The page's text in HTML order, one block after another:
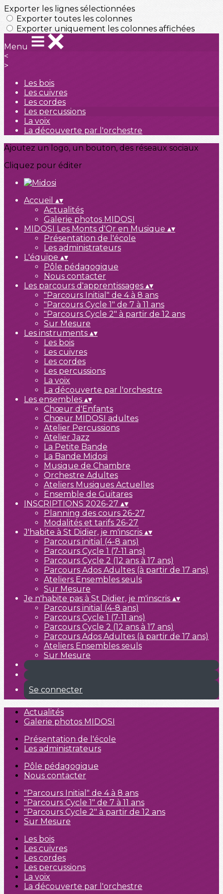
Exporter les lignes sélectionnées
Exporter toutes les colonnes
Exporter uniquement les colonnes affichées
Menu
<
>
Les bois
Les cuivres
Les cordes
Les percussions
La voix
La découverte par l'orchestre
Ajoutez un logo, un bouton, des réseaux sociaux
Cliquez pour éditer
Accueil ▴▾
Actualités
Galerie photos MIDOSI
MIDOSI Les Monts d'Or en Musique ▴▾
Présentation de l'école
Les administrateurs
L'équipe ▴▾
Pôle pédagogique
Nous contacter
Les parcours d'apprentissages ▴▾
"Parcours Initial" de 4 à 8 ans
"Parcours Cycle 1" de 7 à 11 ans
"Parcours Cycle 2" à partir de 12 ans
Sur Mesure
Les instruments ▴▾
Les bois
Les cuivres
Les cordes
Les percussions
La voix
La découverte par l'orchestre
Les ensembles ▴▾
Chœur d'Enfants
Chœur MIDOSI adultes
Atelier Percussions
Atelier Jazz
La Petite Bande
La Bande Midosi
Musique de Chambre
Orchestre Adultes
Ateliers Musiques Actuelles
Ensemble de Guitares
INSCRIPTIONS 2026-27 ▴▾
Planning des cours 26-27
Modalités et tarifs 26-27
J'habite à St Didier, je m'inscris ▴▾
Parcours initial (4-8 ans)
Parcours Cycle 1 (7-11 ans)
Parcours Cycle 2 (12 ans à 17 ans)
Parcours Ados Adultes (à partir de 17 ans)
Ateliers Ensembles seuls
Sur Mesure
Je n'habite pas à St Didier, je m'inscris ▴▾
Parcours initial (4-8 ans)
Parcours Cycle 1 (7-11 ans)
Parcours Cycle 2 (12 ans à 17 ans)
Parcours Ados Adultes (à partir de 17 ans)
Ateliers Ensembles seuls
Sur Mesure
Se connecter
Actualités
Galerie photos MIDOSI
Présentation de l'école
Les administrateurs
Pôle pédagogique
Nous contacter
"Parcours Initial" de 4 à 8 ans
"Parcours Cycle 1" de 7 à 11 ans
"Parcours Cycle 2" à partir de 12 ans
Sur Mesure
Les bois
Les cuivres
Les cordes
Les percussions
La voix
La découverte par l'orchestre